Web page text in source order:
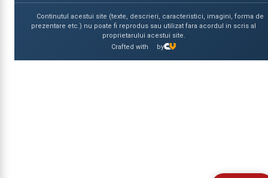
Continutul acestui site (texte, descrieri, caracteristici, imagini, forma de
prezentare etc.) nu poate fi reprodus sau utilizat fara acordul in scris al
proprietarului acestui site.
Crafted with
by